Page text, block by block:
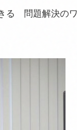
る 問題解決の